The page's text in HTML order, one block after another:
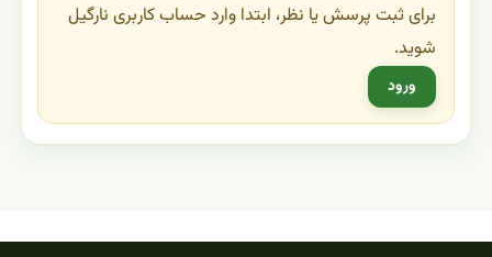
برای ثبت پرسش یا نظر، ابتدا وارد حساب کاربری نارگیل
شوید.
ورود